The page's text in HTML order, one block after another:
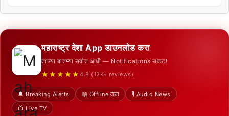
महाराष्ट्र देशा App डाउनलोड करा
ताज्या बातम्या सर्वात आधी — Notifications सकट!
★★★★★ 4.8 (12K+ reviews)
🔔 Breaking Alerts 📖 Offline वाचा
🎙️ Audio News
📺 Live TV